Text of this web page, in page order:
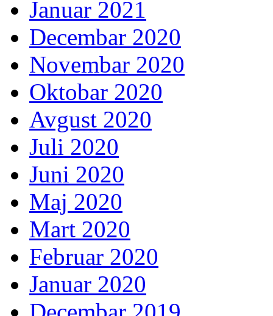
Januar 2021
Decembar 2020
Novembar 2020
Oktobar 2020
Avgust 2020
Juli 2020
Juni 2020
Maj 2020
Mart 2020
Februar 2020
Januar 2020